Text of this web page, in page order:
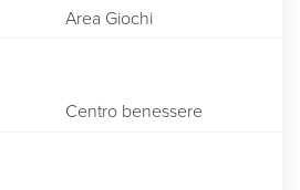
Area Giochi
Centro benessere